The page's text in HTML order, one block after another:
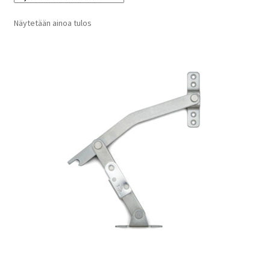
Ottaa yhteyttä
Näytetään ainoa tulos